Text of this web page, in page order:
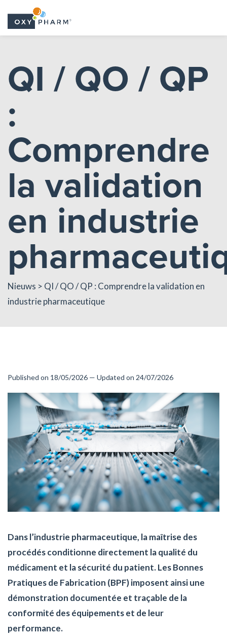
the
content
QI / QO / QP
:
Comprendre
la validation
en industrie
Nieuws > QI / QO / QP : Comprendre la validation en
industrie pharmaceutique
Published on 18/05/2026 — Updated on 24/07/2026
Dans l’industrie pharmaceutique, la maîtrise des
procédés conditionne directement la qualité du
médicament et la sécurité du patient. Les Bonnes
Pratiques de Fabrication (BPF) imposent ainsi une
démonstration documentée et traçable de la
conformité des équipements et de leur
performance.